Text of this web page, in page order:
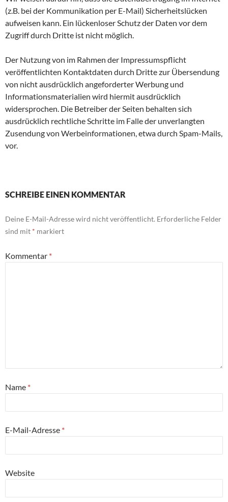
(z.B. bei der Kommunikation per E-Mail) Sicherheitslücken
aufweisen kann. Ein lückenloser Schutz der Daten vor dem
Zugriff durch Dritte ist nicht möglich.
Der Nutzung von im Rahmen der Impressumspflicht
veröffentlichten Kontaktdaten durch Dritte zur Übersendung
von nicht ausdrücklich angeforderter Werbung und
Informationsmaterialien wird hiermit ausdrücklich
widersprochen. Die Betreiber der Seiten behalten sich
ausdrücklich rechtliche Schritte im Falle der unverlangten
Zusendung von Werbeinformationen, etwa durch Spam-Mails,
vor.
SCHREIBE EINEN KOMMENTAR
Deine E-Mail-Adresse wird nicht veröffentlicht. Erforderliche Felder
sind mit * markiert
Kommentar *
Name *
E-Mail-Adresse *
Website